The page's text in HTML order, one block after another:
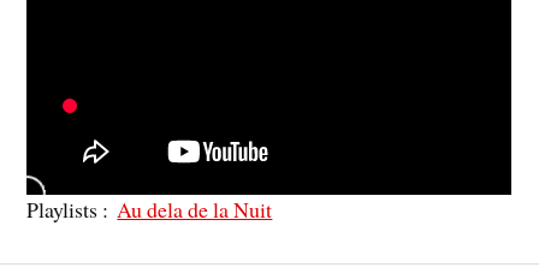
Playlists : Au dela de la Nuit